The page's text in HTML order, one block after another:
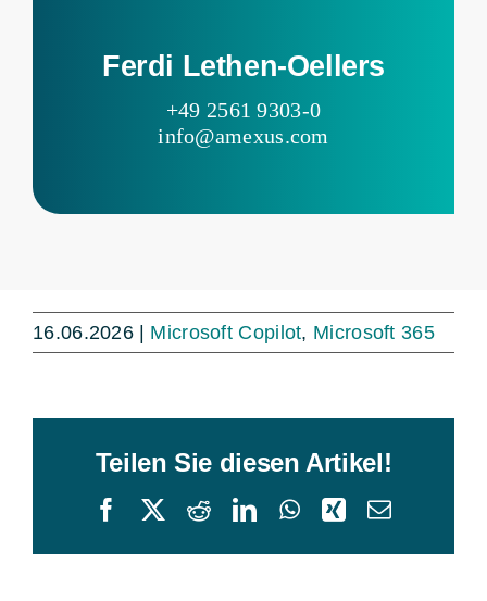
Ferdi Lethen-Oellers
+49 2561 9303-0
info@amexus.com
16.06.2026 Microsoft Copilot, Microsoft 365
Teilen Sie diesen Artikel!
FacebookRedditLinkedInWhatsApp
XingE-